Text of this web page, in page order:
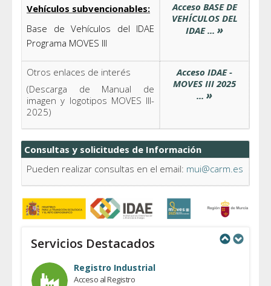
Vehículos subvencionables:
Base de Vehículos del IDAE
Programa MOVES III
Acceso BASE DE
VEHÍCULOS DEL
IDAE ... »
Otros enlaces de interés
(Descarga de Manual de
imagen y logotipos MOVES III-
2025)
Acceso IDAE -
MOVES III 2025
... »
Consultas y solicitudes de Información
Pueden realizar consultas en el email: mui@carm.es
Servicios Destacados
Registro Industrial
Acceso al Registro